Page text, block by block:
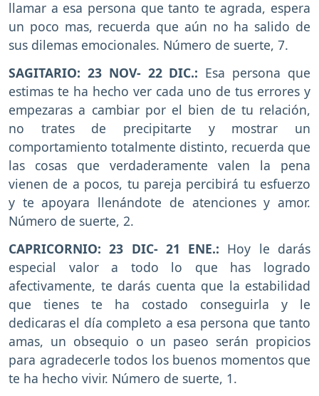
llamar a esa persona que tanto te agrada, espera
un poco mas, recuerda que aún no ha salido de
sus dilemas emocionales. Número de suerte, 7.
SAGITARIO: 23 NOV- 22 DIC.: Esa persona que
estimas te ha hecho ver cada uno de tus errores y
empezaras a cambiar por el bien de tu relación,
no trates de precipitarte y mostrar un
comportamiento totalmente distinto, recuerda que
las cosas que verdaderamente valen la pena
vienen de a pocos, tu pareja percibirá tu esfuerzo
y te apoyara llenándote de atenciones y amor.
Número de suerte, 2.
CAPRICORNIO: 23 DIC- 21 ENE.: Hoy le darás
especial valor a todo lo que has logrado
afectivamente, te darás cuenta que la estabilidad
que tienes te ha costado conseguirla y le
dedicaras el día completo a esa persona que tanto
amas, un obsequio o un paseo serán propicios
para agradecerle todos los buenos momentos que
te ha hecho vivir. Número de suerte, 1.